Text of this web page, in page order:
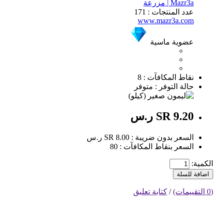
Mazr3a | مزرعة
عدد المنتجات : 171
www.mazr3a.com
عضوية ماسية
نقاط المكافآت : 8
حالة التوفر : متوفر
SR 9.20 ر.س
السعر بدون ضريبة : SR 8.00 ر.س
السعر بنقاط المكافآت : 80
الكمية:
اضافة للسلة
(0 التقييمات) / كتابة تعليق